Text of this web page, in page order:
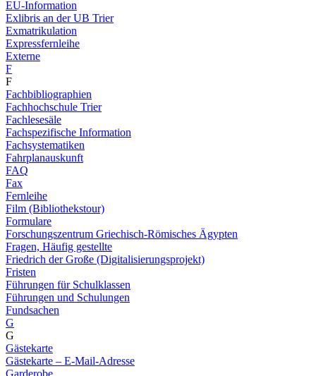
EU-Information
Exlibris an der UB Trier
Exmatrikulation
Expressfernleihe
Externe
F
F
Fachbibliographien
Fachhochschule Trier
Fachlesesäle
Fachspezifische Information
Fachsystematiken
Fahrplanauskunft
FAQ
Fax
Fernleihe
Film (Bibliothekstour)
Formulare
Forschungszentrum Griechisch-Römisches Ägypten
Fragen, Häufig gestellte
Friedrich der Große (Digitalisierungsprojekt)
Fristen
Führungen für Schulklassen
Führungen und Schulungen
Fundsachen
G
G
Gästekarte
Gästekarte – E-Mail-Adresse
Garderobe